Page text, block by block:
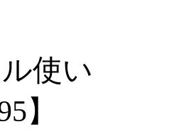
使い
】